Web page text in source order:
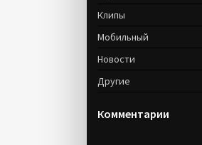
Клипы
Мобильный
Новости
Другие
Комментарии